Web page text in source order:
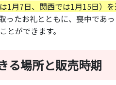
1月7日、関西では1月15日）
ったお礼とともに、喪中であ
とができます。
る場所と販売時期